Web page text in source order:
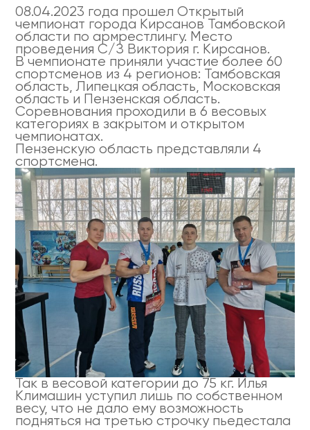
08.04.2023 года прошел Открытый
чемпионат города Кирсанов Тамбовской
области по армрестлингу. Место
проведения С/З Виктория г. Кирсанов.
В чемпионате приняли участие более 60
спортсменов из 4 регионов: Тамбовская
область, Липецкая область, Московская
область и Пензенская область.
Соревнования проходили в 6 весовых
категориях в закрытом и открытом
чемпионатах.
Пензенскую область представляли 4
спортсмена.
Так в весовой категории до 75 кг. Илья
Климашин уступил лишь по собственном
весу, что не дало ему возможность
подняться на третью строчку пьедестала